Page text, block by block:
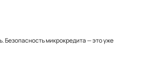
Безопасность микрокредита — это уже